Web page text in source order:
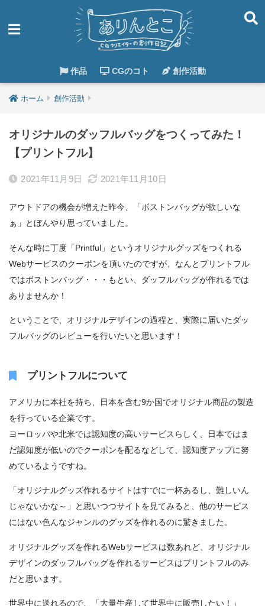
作品 CGのコト 創作活動
ホーム 創作活動
オリジナルのダッフルバッグをつくってみた！
【プリントフル】
2021年11月9日 2021年11月10日
アウトドアの機会が増えた昨今、「ボストンバッグが欲しいな
ぁ」とぼんやり思っていました。
そんな時に丁度「Printful」というオリジナルグッズをつくれる
Webサービスのクーポンを頂いたのですが、なんとプリントフル
ではボストンバッグ・・・もとい、ダッフルバッグが作れるでは
ありませんか！
ということで、オリジナルデザインの過程と、実際に届いたダッ
フルバッグのレビューを行いたいと思います！
プリントフルについて
アメリカに本社を持ち、日本を含む9か国でオリジナル商品の製造
を行っている企業です。
ヨーロッパや北米では認知度の高いサービスらしく、日本ではま
だ認知度が低いのでクーポンを配るなどして、認知度アップに努
めているようですね。
「オリジナルグッズ作れるサイトはすでに一杯あるし、難しいん
じゃないかな～」と思いつつサイトを見てみると、他のサービス
にはない色んなジャンルのグッズを作れるのに驚きました。
オリジナルグッズを作れるWebサービスは数あれど、オリジナル
デザインのダッフルバッグを作れるサービスはプリントフルのみ
だと思います。
世界中に送れるので、「大量生産して世界中に販売したい！」